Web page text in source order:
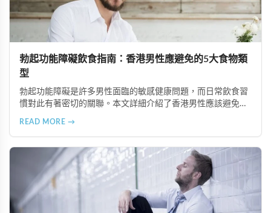
勃起功能障礙飲食指南：香港男性應避免的5大食物類
型
勃起功能障礙是許多男性面臨的敏感健康問題，而日常飲食習
慣對此有著密切的關聯。本文詳細介紹了香港男性應該避免或
康的飲食替代建議，幫助改善勃起功能並維護整體健康。
READ MORE →